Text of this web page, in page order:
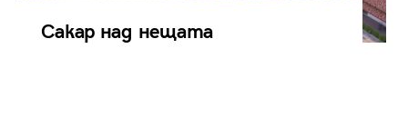
Сакар над нещата